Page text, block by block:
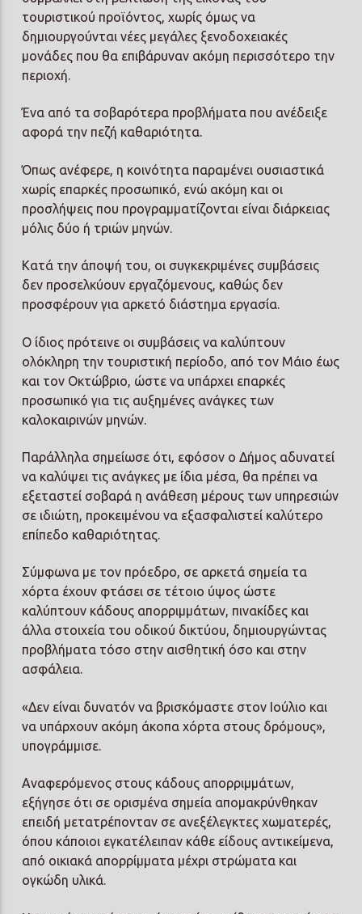
τουριστικού προϊόντος, χωρίς όμως να
δημιουργούνται νέες μεγάλες ξενοδοχειακές
μονάδες που θα επιβάρυναν ακόμη περισσότερο την
περιοχή.
Ένα από τα σοβαρότερα προβλήματα που ανέδειξε
αφορά την πεζή καθαριότητα.
Όπως ανέφερε, η κοινότητα παραμένει ουσιαστικά
χωρίς επαρκές προσωπικό, ενώ ακόμη και οι
προσλήψεις που προγραμματίζονται είναι διάρκειας
μόλις δύο ή τριών μηνών.
Κατά την άποψή του, οι συγκεκριμένες συμβάσεις
δεν προσελκύουν εργαζόμενους, καθώς δεν
προσφέρουν για αρκετό διάστημα εργασία.
Ο ίδιος πρότεινε οι συμβάσεις να καλύπτουν
ολόκληρη την τουριστική περίοδο, από τον Μάιο έως
και τον Οκτώβριο, ώστε να υπάρχει επαρκές
προσωπικό για τις αυξημένες ανάγκες των
καλοκαιρινών μηνών.
Παράλληλα σημείωσε ότι, εφόσον ο Δήμος αδυνατεί
να καλύψει τις ανάγκες με ίδια μέσα, θα πρέπει να
εξεταστεί σοβαρά η ανάθεση μέρους των υπηρεσιών
σε ιδιώτη, προκειμένου να εξασφαλιστεί καλύτερο
επίπεδο καθαριότητας.
Σύμφωνα με τον πρόεδρο, σε αρκετά σημεία τα
χόρτα έχουν φτάσει σε τέτοιο ύψος ώστε
καλύπτουν κάδους απορριμμάτων, πινακίδες και
άλλα στοιχεία του οδικού δικτύου, δημιουργώντας
προβλήματα τόσο στην αισθητική όσο και στην
ασφάλεια.
«Δεν είναι δυνατόν να βρισκόμαστε στον Ιούλιο και
να υπάρχουν ακόμη άκοπα χόρτα στους δρόμους»,
υπογράμμισε.
Αναφερόμενος στους κάδους απορριμμάτων,
εξήγησε ότι σε ορισμένα σημεία απομακρύνθηκαν
επειδή μετατρέπονταν σε ανεξέλεγκτες χωματερές,
όπου κάποιοι εγκατέλειπαν κάθε είδους αντικείμενα,
από οικιακά απορρίμματα μέχρι στρώματα και
ογκώδη υλικά.